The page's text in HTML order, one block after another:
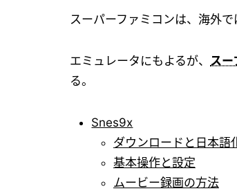
スーパーファミコンは、海外で
エミュレータにもよるが、 スー
る。
Snes9x
ダウンロードと日本語
基本操作と設定
ムービー録画の方法